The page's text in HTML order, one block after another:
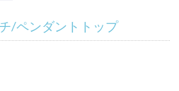
/ペンダントトップ